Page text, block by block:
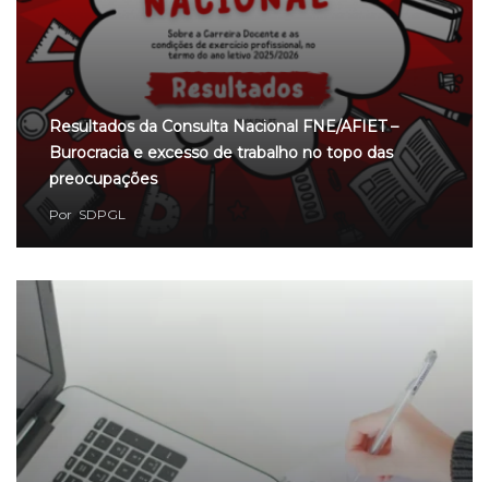
Resultados da Consulta Nacional FNE/AFIET –
Burocracia e excesso de trabalho no topo das
preocupações
Por SDPGL